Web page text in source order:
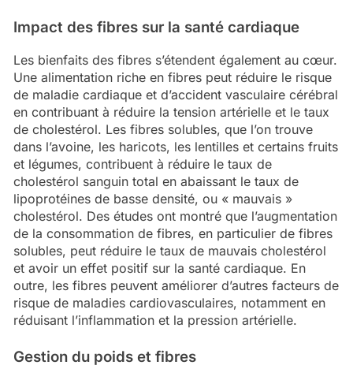
Impact des fibres sur la santé cardiaque
Les bienfaits des fibres s’étendent également au cœur.
Une alimentation riche en fibres peut réduire le risque
de maladie cardiaque et d’accident vasculaire cérébral
en contribuant à réduire la tension artérielle et le taux
de cholestérol. Les fibres solubles, que l’on trouve
dans l’avoine, les haricots, les lentilles et certains fruits
et légumes, contribuent à réduire le taux de
cholestérol sanguin total en abaissant le taux de
lipoprotéines de basse densité, ou « mauvais »
cholestérol. Des études ont montré que l’augmentation
de la consommation de fibres, en particulier de fibres
solubles, peut réduire le taux de mauvais cholestérol
et avoir un effet positif sur la santé cardiaque. En
outre, les fibres peuvent améliorer d’autres facteurs de
risque de maladies cardiovasculaires, notamment en
réduisant l’inflammation et la pression artérielle.
Gestion du poids et fibres